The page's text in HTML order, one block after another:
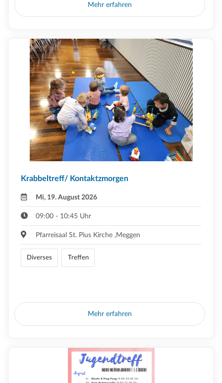
Mehr erfahren
Krabbeltreff/ Kontaktzmorgen
Mi, 19. August 2026
09:00 - 10:45 Uhr
Pfarreisaal St. Pius Kirche ,Meggen
Diverses Treffen
Mehr erfahren